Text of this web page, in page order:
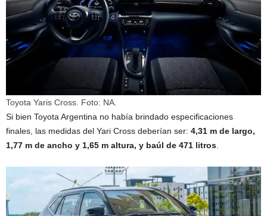
Toyota Yaris Cross. Foto: NA.
Si bien Toyota Argentina no había brindado especificaciones
finales, las medidas del Yari Cross deberían ser: 4,31 m de largo,
1,77 m de ancho y 1,65 m altura, y baúl de 471 litros